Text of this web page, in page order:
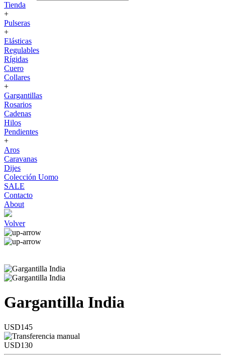
Tienda
+
Pulseras
+
Elásticas
Regulables
Rígidas
Cuero
Collares
+
Gargantillas
Rosarios
Cadenas
Hilos
Pendientes
+
Aros
Caravanas
Dijes
Colección Uomo
SALE
Contacto
About
Volver
Gargantilla India
USD145
USD130